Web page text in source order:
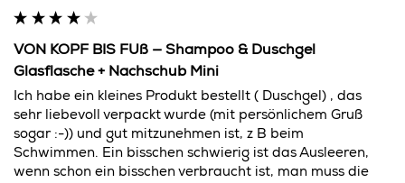
VON KOPF BIS FUß — Shampoo & Duschgel
Glasflasche + Nachschub Mini
Ich habe ein kleines Produkt bestellt ( Duschgel) , das
sehr liebevoll verpackt wurde (mit persönlichem Gruß
sogar :-)) und gut mitzunehmen ist, z B beim
Schwimmen. Ein bisschen schwierig ist das Ausleeren,
wenn schon ein bisschen verbraucht ist, man muss die